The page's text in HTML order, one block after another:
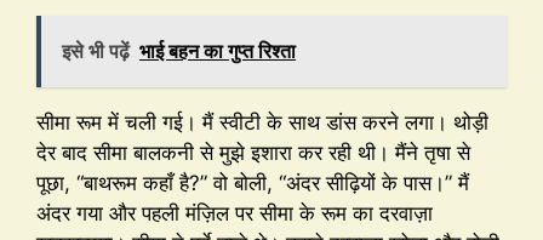
इसे भी पढ़ें भाई बहन का गुप्त रिश्ता
सीमा रूम में चली गई। मैं स्वीटी के साथ डांस करने लगा। थोड़ी
देर बाद सीमा बालकनी से मुझे इशारा कर रही थी। मैंने तृषा से
पूछा, “बाथरूम कहाँ है?” वो बोली, “अंदर सीढ़ियों के पास।” मैं
अंदर गया और पहली मंज़िल पर सीमा के रूम का दरवाज़ा